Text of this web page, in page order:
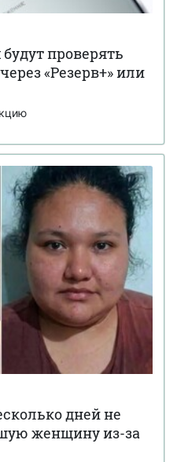
проверять
«Резерв+» или
дней не
женщину из-за